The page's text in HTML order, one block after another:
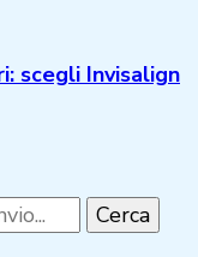
scegli Invisalign